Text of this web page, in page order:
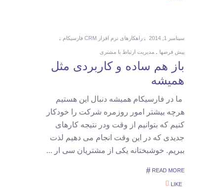
سپتامبر 1, 2014 راهکارهای نرم افزار CRM فارسیکام
پیش فرضها مدیریت ارتباط با مشتری
باز هم ساده و کاربردی مثل
همیشه
ما در فارسیکام همیشه دنبال این هستیم
هرچه بیشتر امور روزمره شرکت را خودکار
کنیم که بتوانیم از وقت ودر نتیجه کارهای
جدیدی که در این وقت انجام می دهیم لذت
ببریم. خوشبختانه یکی از مشتریان سی ار
READ MORE
LIKE